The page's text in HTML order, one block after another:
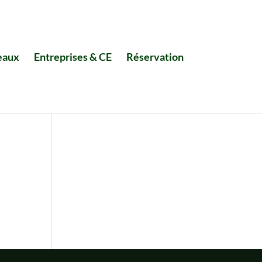
Entreprises & CE Réservation